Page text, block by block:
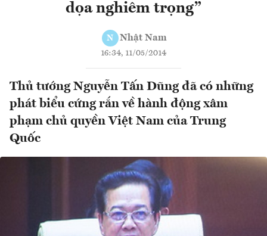
dọa nghiêm trọng”
N Nhật Nam
16:34, 11/05/2014
Thủ tướng Nguyễn Tấn Dũng đã có những
phát biểu cứng rắn về hành động xâm
phạm chủ quyền Việt Nam của Trung
Quốc